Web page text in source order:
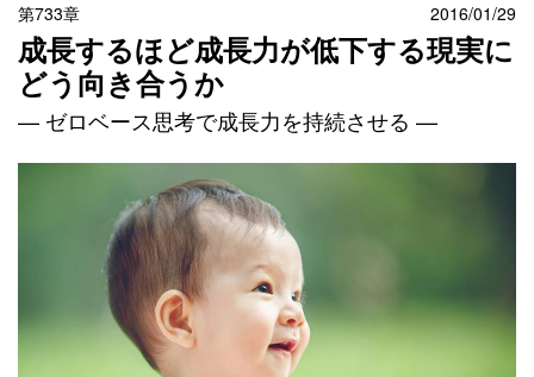
第733章 2016/01/29
成長するほど成長力が低下する現実に
どう向き合うか
— ゼロベース思考で成長力を持続させる —